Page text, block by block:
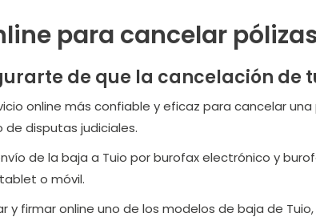
para cancelar
de que la cancelación de
online más confiable y eficaz para cancelar
de disputas judiciales.
de la baja a Tuio por burofax electrónico y
o móvil.
y firmar online uno de los modelos de baja de